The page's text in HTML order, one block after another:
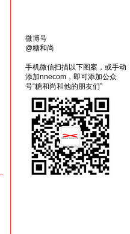
微博号
@糖和尚
手机微信扫描以下图案，或手动
添加nnecom，即可添加公众
号“糖和尚和他的朋友们”